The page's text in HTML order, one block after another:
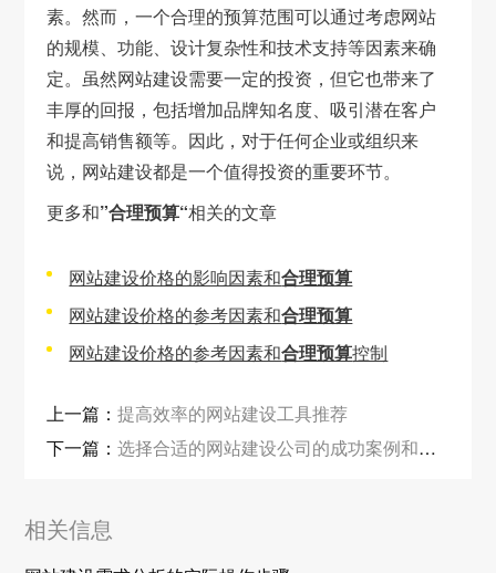
素。然而，一个合理的预算范围可以通过考虑网站
的规模、功能、设计复杂性和技术支持等因素来确
定。虽然网站建设需要一定的投资，但它也带来了
丰厚的回报，包括增加品牌知名度、吸引潜在客户
和提高销售额等。因此，对于任何企业或组织来
说，网站建设都是一个值得投资的重要环节。
更多和”合理预算“相关的文章
网站建设价格的影响因素和合理预算
网站建设价格的参考因素和合理预算
网站建设价格的参考因素和合理预算控制
上一篇：提高效率的网站建设工具推荐
下一篇：选择合适的网站建设公司的成功案例和口碑评价
相关信息